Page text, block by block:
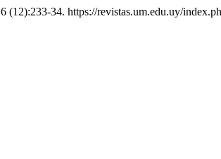
6 (12):233-34. https://revistas.um.edu.uy/